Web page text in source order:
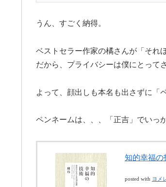
うん、すごく納得。
ベストセラー作家の橘さんが「それ
だから、プライバシーは僕にとって
よって、顔出しも本名も出さずに「
ペンネームは、、、「正吉」でいっ
知的幸福の
posted with ヨメ